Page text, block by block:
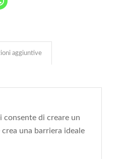
aggiuntive
consente di creare un
una barriera ideale